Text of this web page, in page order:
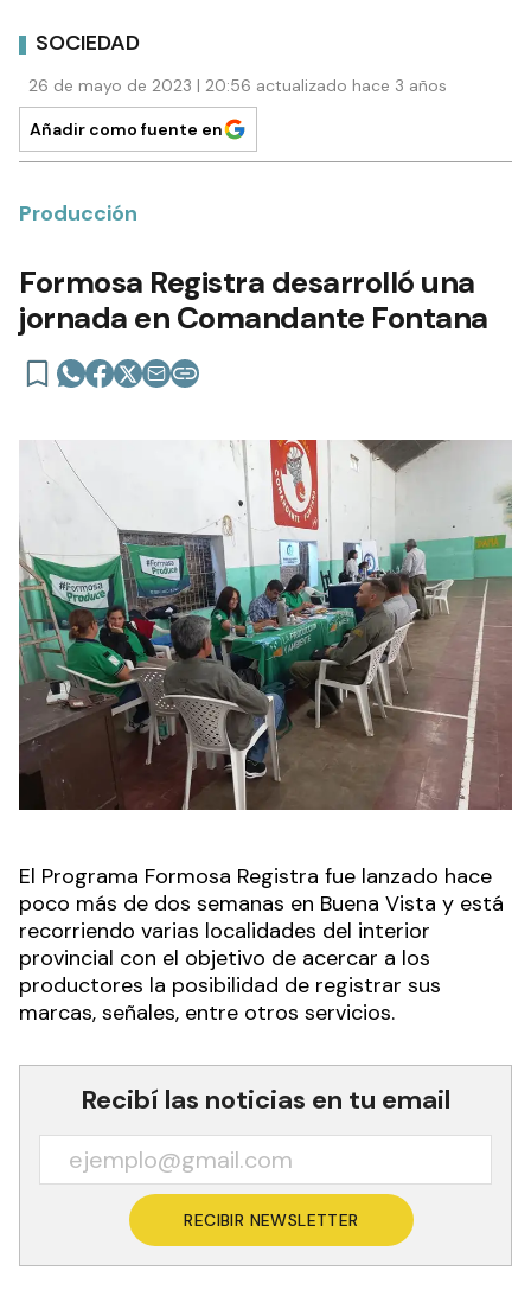
SOCIEDAD
26 de mayo de 2023 | 20:56 actualizado hace 3 años
Añadir como fuente en
Producción
Formosa Registra desarrolló una
jornada en Comandante Fontana
El Programa Formosa Registra fue lanzado hace
poco más de dos semanas en Buena Vista y está
recorriendo varias localidades del interior
provincial con el objetivo de acercar a los
productores la posibilidad de registrar sus
marcas, señales, entre otros servicios.
Recibí las noticias en tu email
RECIBIR NEWSLETTER